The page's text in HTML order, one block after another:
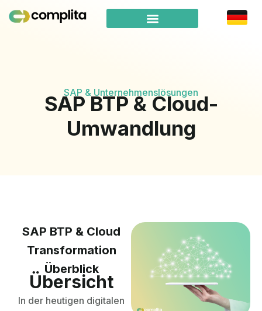
SAP & Unternehmenslösungen
SAP BTP & Cloud-
Umwandlung
SAP BTP & Cloud
Transformation
Überblick
Übersicht
In der heutigen digitalen